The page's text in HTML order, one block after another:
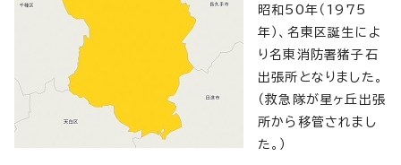
昭和50年（1975
年）、名東区誕生によ
り名東消防署猪子石
出張所となりました。
（救急隊が星ヶ丘出張
所から移管されまし
た。）